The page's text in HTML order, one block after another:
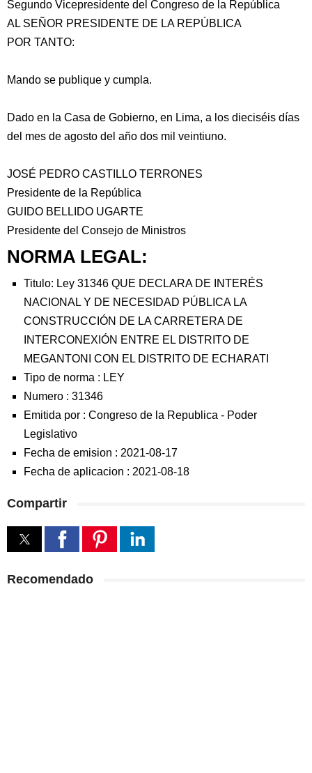
Segundo Vicepresidente del Congreso de la República
AL SEÑOR PRESIDENTE DE LA REPÚBLICA
POR TANTO:
Mando se publique y cumpla.
Dado en la Casa de Gobierno, en Lima, a los dieciséis días
del mes de agosto del año dos mil veintiuno.
JOSÉ PEDRO CASTILLO TERRONES
Presidente de la República
GUIDO BELLIDO UGARTE
Presidente del Consejo de Ministros
NORMA LEGAL:
Titulo: Ley 31346 QUE DECLARA DE INTERÉS
NACIONAL Y DE NECESIDAD PÚBLICA LA
CONSTRUCCIÓN DE LA CARRETERA DE
INTERCONEXIÓN ENTRE EL DISTRITO DE
MEGANTONI CON EL DISTRITO DE ECHARATI
Tipo de norma : LEY
Numero : 31346
Emitida por : Congreso de la Republica - Poder
Legislativo
Fecha de emision : 2021-08-17
Fecha de aplicacion : 2021-08-18
Compartir
Recomendado